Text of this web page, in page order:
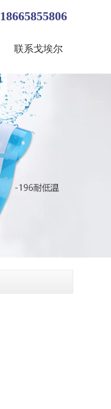
18665855806
联系戈埃尔